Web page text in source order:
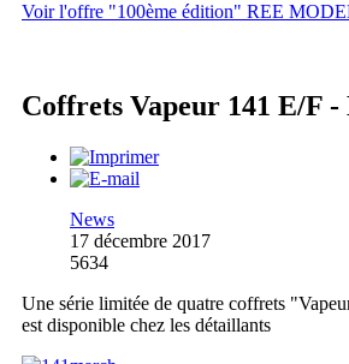
Voir l'offre "100ème édition" REE
Coffrets Vapeur 141 E/F -
News
17 décembre 2017
5634
Une série limitée de quatre coffrets
est disponible chez les détaillants